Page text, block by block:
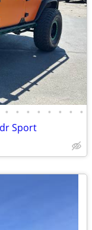
• • • • • • • •
Sport